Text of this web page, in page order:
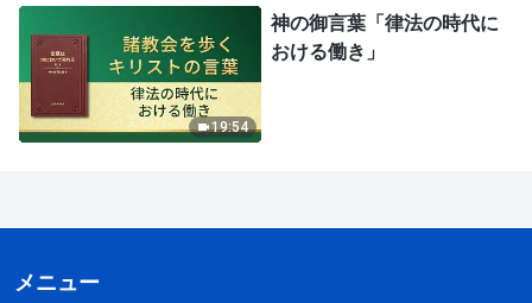
19:54
神の御言葉「律法の時代に
おける働き」
メニュー